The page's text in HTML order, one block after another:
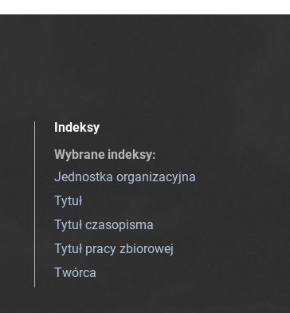
Indeksy
Wybrane indeksy:
Jednostka organizacyjna
Tytuł
Tytuł czasopisma
Tytuł pracy zbiorowej
Twórca